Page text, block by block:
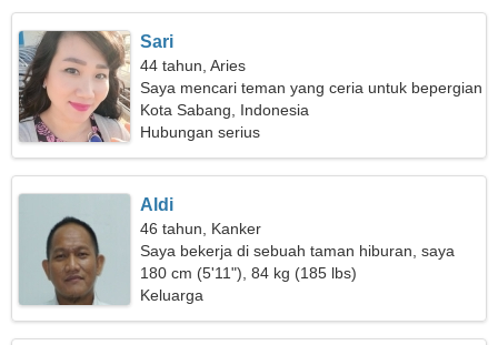
Sari
44 tahun, Aries
Saya mencari teman yang ceria untuk bepergian
bersama
Kota Sabang, Indonesia
Hubungan serius
Aldi
46 tahun, Kanker
Saya bekerja di sebuah taman hiburan, saya
membutuhkan seorang wanita yang luar biasa
180 cm (5'11"), 84 kg (185 lbs)
Keluarga